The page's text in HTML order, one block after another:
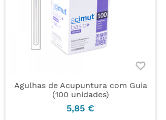
Agulhas de Acupuntura com Guia
(100 unidades)
5,85 €